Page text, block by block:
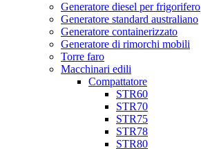
Generatore diesel per frigorifero
Generatore standard australiano
Generatore containerizzato
Generatore di rimorchi mobili
Torre faro
Macchinari edili
Compattatore
STR60
STR70
STR75
STR78
STR80